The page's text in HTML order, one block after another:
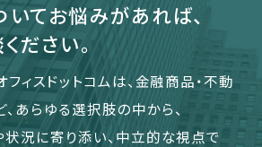
てお悩みがあれば、
ださい。
フィスドットコムは、金融商品・不動
、あらゆる選択肢の中から、
況に寄り添い、中立的な視点で